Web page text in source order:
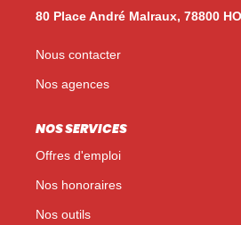
80 Place André Malraux, 78800
Nous contacter
Nos agences
NOS SERVICES
Offres d'emploi
Nos honoraires
Nos outils